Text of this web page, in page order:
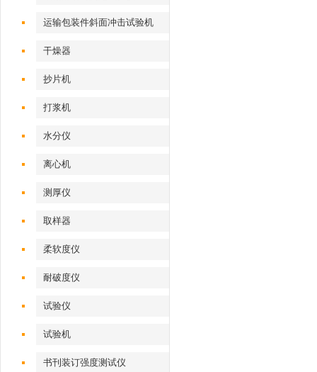
运输包装件斜面冲击试验机
干燥器
抄片机
打浆机
水分仪
离心机
测厚仪
取样器
柔软度仪
耐破度仪
试验仪
试验机
书刊装订强度测试仪